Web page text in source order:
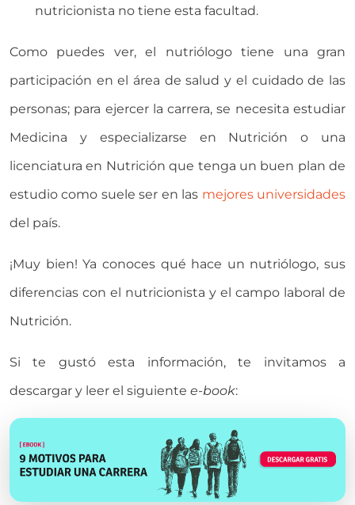
nutricionista no tiene esta facultad.
Como puedes ver, el nutriólogo tiene una gran
participación en el área de salud y el cuidado de las
personas; para ejercer la carrera, se necesita estudiar
Medicina y especializarse en Nutrición o una
licenciatura en Nutrición que tenga un buen plan de
estudio como suele ser en las mejores universidades
del país.
¡Muy bien! Ya conoces qué hace un nutriólogo, sus
diferencias con el nutricionista y el campo laboral de
Nutrición.
Si te gustó esta información, te invitamos a
descargar y leer el siguiente e-book: